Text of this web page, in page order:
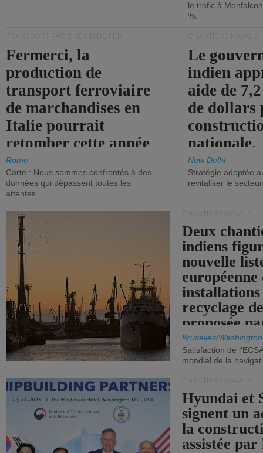
le trafic à
%.
Fermerci, la
production de
transport ferroviaire
de marchandises en
Italie pourrait
retomber cette année
aux niveaux de 2015.
Rome
Carte : Nous sommes confrontés à des
données qui dépassent toutes les
attentes.
Le
indien
aide de
de dollars
nationale.
New Delhi
Stratégie adoptée
revitaliser le secteur
Deux
indiens
nouvelle
européenne
installations
recyclage
proposée
Bruxelles/Washington
Satisfaction de
mondial de la
Hyundai et
signent un
la
assistée